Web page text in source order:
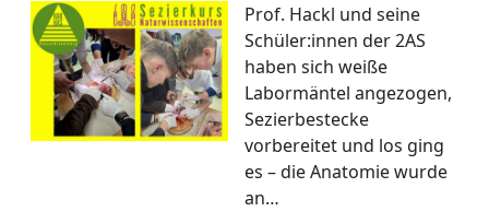
Prof. Hackl und seine
Schüler:innen der 2AS
haben sich weiße
Labormäntel angezogen,
Sezierbestecke
vorbereitet und los ging
es – die Anatomie wurde
an…